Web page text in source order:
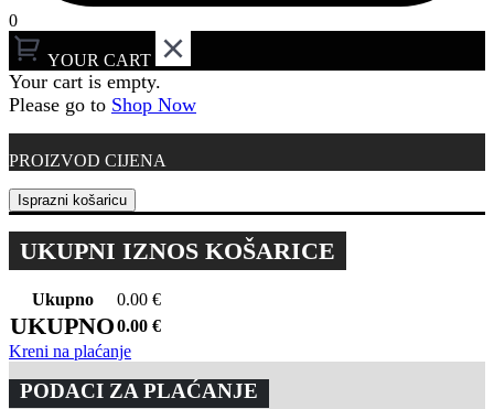
0
YOUR CART
Your cart is empty.
Please go to Shop Now
PROIZVOD CIJENA
Isprazni košaricu
UKUPNI IZNOS KOŠARICE
Ukupno 0.00 €
UKUPNO0.00 €
Kreni na plaćanje
PODACI ZA PLAĆANJE